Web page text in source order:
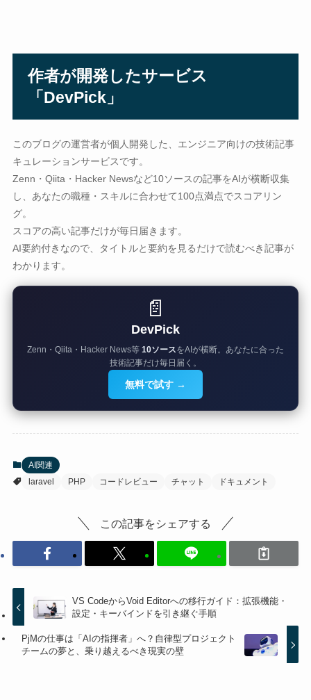
作者が開発したサービス
「DevPick」
このブログの運営者が個人開発した、エンジニア向けの技術記事
キュレーションサービスです。
Zenn・Qiita・Hacker Newsなど10ソースの記事をAIが横断収集
し、あなたの職種・スキルに合わせて100点満点でスコアリン
グ。
スコアの高い記事だけが毎日届きます。
AI要約付きなので、タイトルと要約を見るだけで読むべき記事が
わかります。
📄
DevPick
Zenn・Qiita・Hacker News等 10ソースをAIが横断。あなたに合った
技術記事だけ毎日届く。
無料で試す →
AI関連
laravel
PHP コードレビュー チャット ドキュメント
この記事をシェアする
VS CodeからVoid Editorへの移行ガイド：拡張機能・
設定・キーバインドを引き継ぐ手順
PjMの仕事は「AIの指揮者」へ？自律型プロジェクト
チームの夢と、乗り越えるべき現実の壁